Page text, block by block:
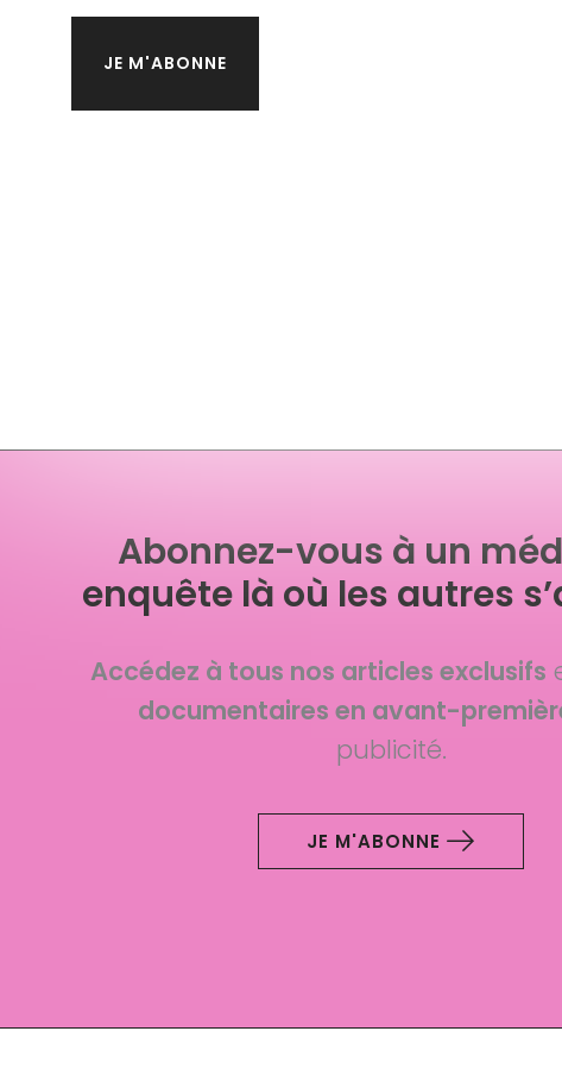
JE M'ABONNE
Abonnez-vous à un
enquête là où les autres
Accédez à tous nos articles exclusifs
documentaires en avant-
publicité.
JE M'ABONNE